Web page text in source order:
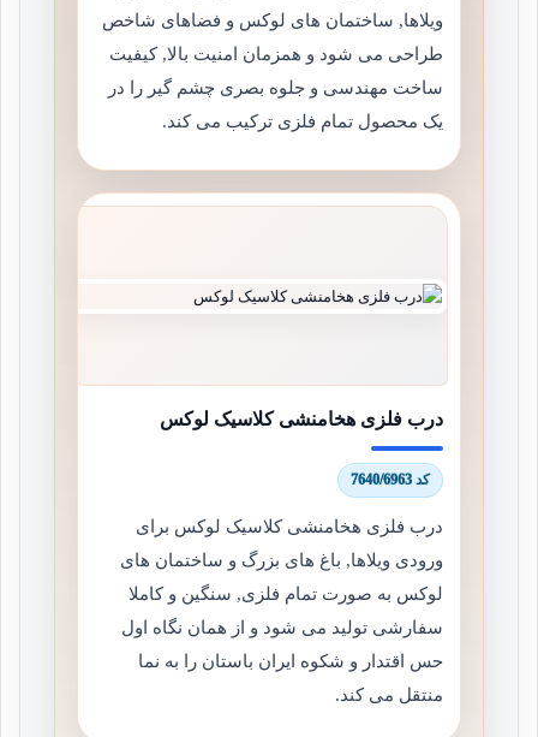
ویلاها, ساختمان های لوکس و فضاهای شاخص
طراحی می شود و همزمان امنیت بالا, کیفیت
ساخت مهندسی و جلوه بصری چشم گیر را در
یک محصول تمام فلزی ترکیب می کند.
درب فلزی هخامنشی کلاسیک لوکس
کد 7640/6963
درب فلزی هخامنشی کلاسیک لوکس برای
ورودی ویلاها, باغ های بزرگ و ساختمان های
لوکس به صورت تمام فلزی, سنگین و کاملا
سفارشی تولید می شود و از همان نگاه اول
حس اقتدار و شکوه ایران باستان را به نما
منتقل می کند.